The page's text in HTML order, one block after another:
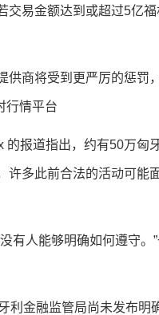
交易金额达到或超过5亿
供商将受到更严厉的惩
行情平台
的报道指出，约有50万
许多此前合法的活动可能
有人能够明确如何遵守
利金融监管局尚未发布